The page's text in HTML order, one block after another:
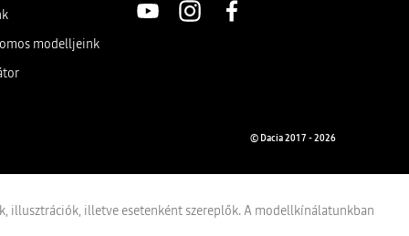
modelljeink
© Dacia 2017 - 2026
illusztrációk, illetve esetenként szereplők. A modellkínálatunkban